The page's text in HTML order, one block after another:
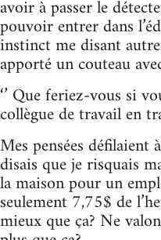
avoir à passer le
pouvoir entrer dans
instinct me disant
apporté un couteau
‘’ Que feriez-vous si
collègue de travail en
Mes pensées défilaient
disais que je risquais
la maison pour un
seulement 7,75$ de
mieux que ça? Ne